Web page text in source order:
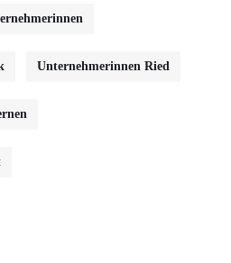
Unternehmerinnen Ried